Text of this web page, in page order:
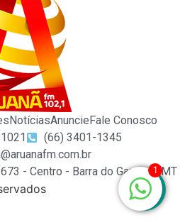
NotíciasAnuncie Fale Conosco
(66) 3401-1345
- Centro - Barra do Garças / MT
1